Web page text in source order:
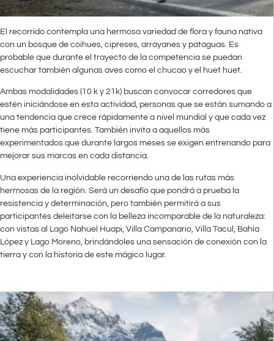
El recorrido contempla una hermosa variedad de flora y fauna nativa
con un bosque de coihues, cipreses, arrayanes y pataguas. Es
probable que durante el trayecto de la competencia se puedan
escuchar también algunas aves como el chucao y el huet huet.
Ambas modalidades (10 k y 21k) buscan convocar corredores que
estén iniciándose en esta actividad, personas que se están sumando a
una tendencia que crece rápidamente a nivel mundial y que cada vez
tiene más participantes. También invita a aquellos más
experimentados que durante largos meses se exigen entrenando para
mejorar sus marcas en cada distancia.
Una experiencia inolvidable recorriendo una de las rutas más
hermosas de la región. Será un desafío que pondrá a prueba la
resistencia y determinación, pero también permitirá a sus
participantes deleitarse con la belleza incomparable de la naturaleza:
con vistas al Lago Nahuel Huapi, Villa Campanario, Villa Tacul, Bahía
López y Lago Moreno, brindándoles una sensación de conexión con la
tierra y con la historia de este mágico lugar.